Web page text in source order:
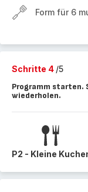
Form für 6
Schritte 4 /5
Programm
wiederholen.
P2 - Kleine